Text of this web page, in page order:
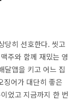
당히 선호한다. 씻고
주와 함께 재밌는 영
달앱을 키고 어느 집
징어가 대단히 좋은
었고 지금까지 한 번